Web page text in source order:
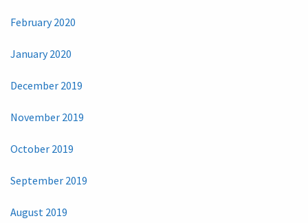
February 2020
January 2020
December 2019
November 2019
October 2019
September 2019
August 2019